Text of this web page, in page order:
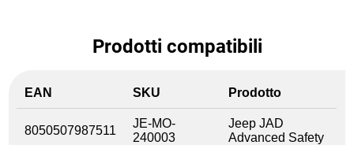
Prodotti compatibili
EAN SKU Prodotto
8050507987511
JE-MO-
240003
Jeep JAD
Advanced Safety